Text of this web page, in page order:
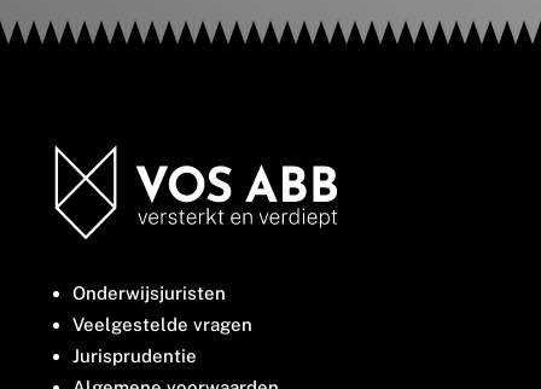
Onderwijsjuristen
Veelgestelde vragen
Jurisprudentie